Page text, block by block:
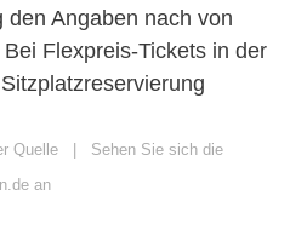
den Angaben nach von
Flexpreis-Tickets in der
Quelle
Sehen Sie sich die
an